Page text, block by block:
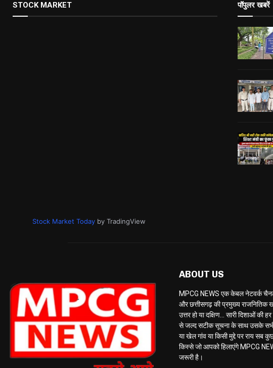
STOCK MARKET
Stock Market Today by TradingView
पॉपुलर खबरें
ABOUT US
MPCG NEWS एक केबल नेटवर्क
और छत्तीसगढ़ की प्रमुख्य राजनितिक
उत्तर हो या दक्षिण... सारी दिशाओं
से जल्द सटीक सूचना के साथ उसके सभी
या खेल गांव या किसी मुद्दे पर राय सब
किस्से जो आपको हिलाएंगे MPCG
जरूरी है।